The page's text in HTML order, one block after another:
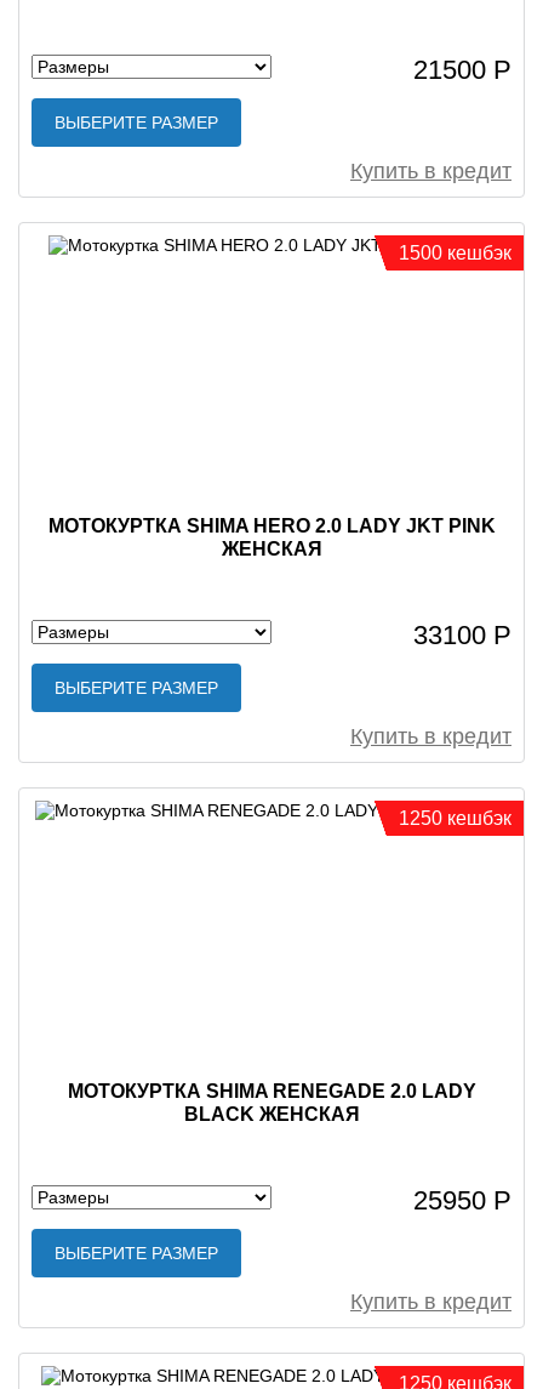
21500 Р
ВЫБЕРИТЕ РАЗМЕР
Купить в кредит
МОТОКУРТКА SHIMA HERO 2.0 LADY JKT PINK
ЖЕНСКАЯ
33100 Р
ВЫБЕРИТЕ РАЗМЕР
Купить в кредит
1500 кешбэк
МОТОКУРТКА SHIMA RENEGADE 2.0 LADY
BLACK ЖЕНСКАЯ
25950 Р
ВЫБЕРИТЕ РАЗМЕР
Купить в кредит
1250 кешбэк
1250 кешбэк